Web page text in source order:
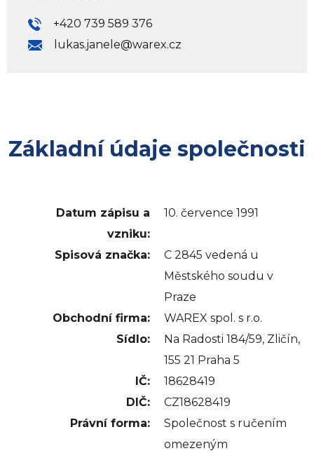
+420 739 589 376
lukas.janele@warex.cz
Základní údaje společnosti
Datum zápisu a
vzniku:
10. července 1991
Spisová značka:
C 2845 vedená u
Městského soudu v
Praze
Obchodní firma:
WAREX spol. s r.o.
Sídlo:
Na Radosti 184/59, Zličín,
155 21 Praha 5
IČ:
18628419
DIČ:
CZ18628419
Právní forma:
Společnost s ručením
omezeným